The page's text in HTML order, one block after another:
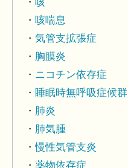
咳
咳喘息
気管支拡張症
胸膜炎
ニコチン依存症
睡眠時無呼吸症候群
肺炎
肺気腫
慢性気管支炎
薬物依存症